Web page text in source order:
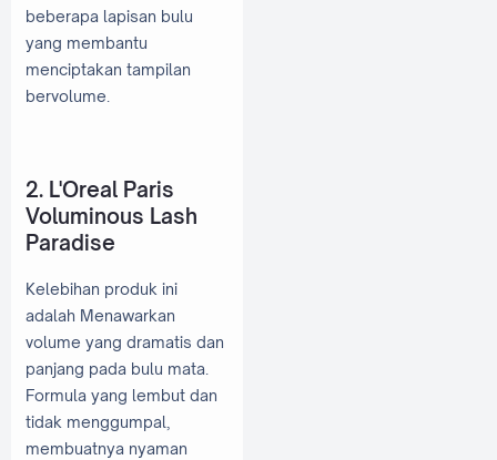
beberapa lapisan bulu
yang membantu
menciptakan tampilan
bervolume.
2. L'Oreal Paris
Voluminous Lash
Paradise
Kelebihan produk ini
adalah Menawarkan
volume yang dramatis dan
panjang pada bulu mata.
Formula yang lembut dan
tidak menggumpal,
membuatnya nyaman